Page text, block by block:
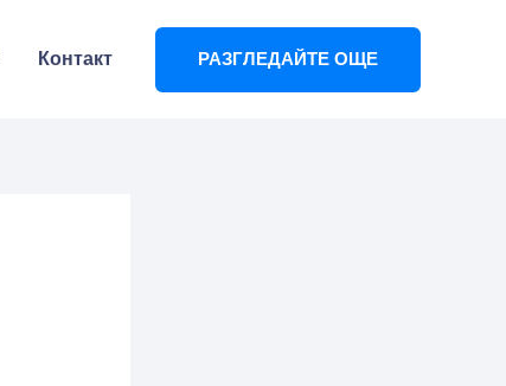
Контакт РАЗГЛЕДАЙТЕ ОЩЕ